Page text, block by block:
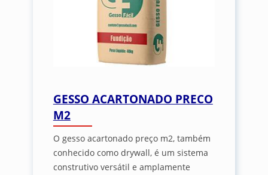
GESSO ACARTONADO PRECO
M2
O gesso acartonado preço m2, também
conhecido como drywall, é um sistema
construtivo versátil e amplamente